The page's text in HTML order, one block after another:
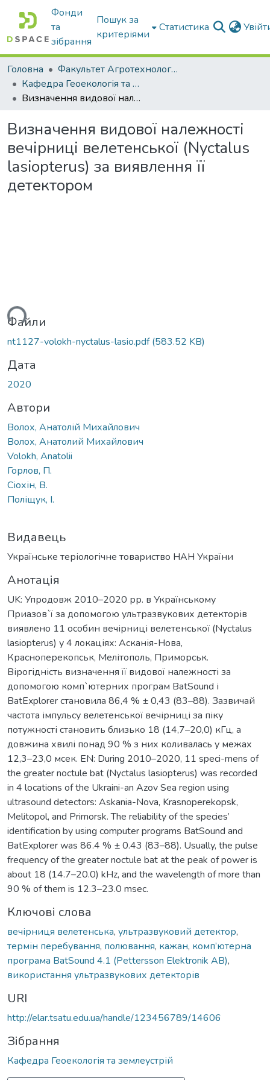
Фонди
та
зібрання
Пошук за
критеріями
Статистика
Головна
Факультет Агротехнологій та екології
Кафедра Геоекологія та землеустрій
Визначення видової належності вечірниці велетенської (Nyctalus lasiopterus) за виявлення її детектором
Визначення видової належності
вечірниці велетенської (Nyctalus
lasiopterus) за виявлення її
детектором
Файли
nt1127-volokh-nyctalus-lasio.pdf(583.52 KB)
Дата
2020
Автори
Волох, Анатолій Михайлович
Волох, Анатолий Михайлович
Volokh, Anatolii
Горлов, П.
Сіохін, В.
Поліщук, І.
Видавець
Українське теріологічне товариство НАН України
Анотація
UK: Упродовж 2010–2020 рр. в Українському
Приазов`ї за допомогою ультразвукових детекторів
виявлено 11 особин вечірниці велетенської (Nyctalus
lasiopterus) у 4 локаціях: Асканія-Нова,
Красноперекопськ, Мелітополь, Приморськ.
Вірогідність визначення її видової належності за
допомогою комп`ютерних програм BatSound і
BatExplorer становила 86,4 % ± 0,43 (83–88). Зазвичай
частота імпульсу велетенської вечірниці за піку
потужності становить близько 18 (14,7–20,0) кГц, а
довжина хвилі понад 90 % з них коливалась у межах
12,3–23,0 мсек. EN: During 2010–2020, 11 speci-mens of
the greater noctule bat (Nyctalus lasiopterus) was recorded
in 4 locations of the Ukraini-an Azov Sea region using
ultrasound detectors: Askania-Nova, Krasnoperekopsk,
Melitopol, and Primorsk. The reliability of the species’
identification by using computer programs BatSound and
BatExplorer was 86.4 % ± 0.43 (83–88). Usually, the pulse
frequency of the greater noctule bat at the peak of power is
about 18 (14.7–20.0) kHz, and the wavelength of more than
90 % of them is 12.3–23.0 msec.
Ключові слова
вечірниця велетенська, ультразвуковий детектор,
термін перебування, полювання, кажан, комп’ютерна
програма BatSound 4.1 (Pettersson Elektronik АВ),
використання ультразвукових детекторів
URI
http://elar.tsatu.edu.ua/handle/123456789/14606
Зібрання
Кафедра Геоекологія та землеустрій